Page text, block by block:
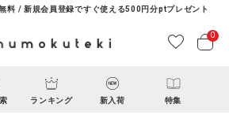
料 / 新規会員登録ですぐ使える500円分ptプレゼント
0
ランキング 新入荷 特集